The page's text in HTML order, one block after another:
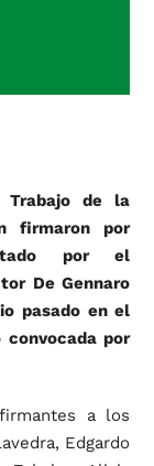
Trabajo de la
firmaron por
por el
De Gennaro
pasado en el
convocada por
a los
Edgardo